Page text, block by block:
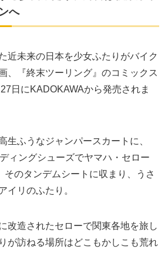
へ
近未来の日本を少女ふたりがバイク
、『終末ツーリング』のコミックス
日にKADOKAWAから発売されま
生ふうなジャンパースカートに、
ィングシューズでヤマハ・セロー
そのタンデムシートに収まり、うさ
イリのふたり。
改造されたセローで関東各地を旅し
が訪ねる場所はどこもかしこも荒れ